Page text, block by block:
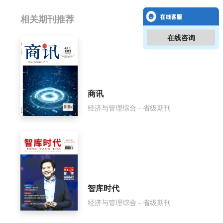
相关提问
经济评论影响因子是多少？
经济评论怎么样？
经济评论面费如何收取？
经济评论是什么级别刊物？
经济评论是国家级期刊吗？
相关期刊推荐
商讯
经济与管理综合 - 省级期刊
智库时代
经济与管理综合 - 省级期刊
在线咨询